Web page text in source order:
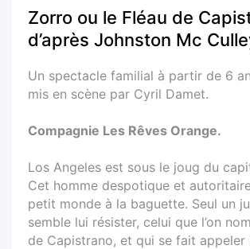
Zorro ou le Fléau de
d’après Johnston Mc
Un spectacle familial à partir de 6
mis en scène par Cyril Damet.
Compagnie Les Rêves Orange.
Los Angeles est sous le joug du
Cet homme despotique et
petit monde à la baguette. Seul un
semble lui résister, celui que l’on
de Capistrano, et qui se fait appeler